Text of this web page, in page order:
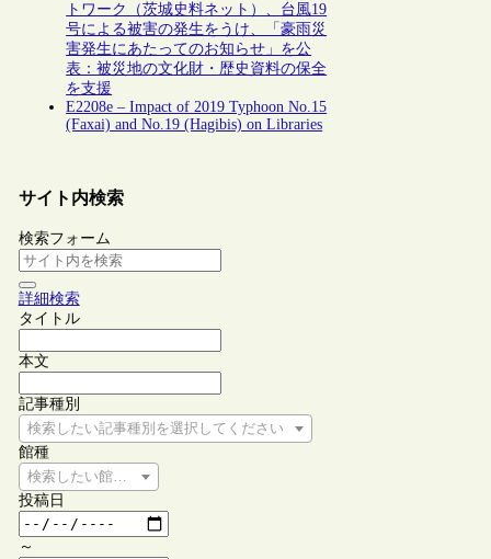
トワーク（茨城史料ネット）、台風19
号による被害の発生をうけ、「豪雨災
害発生にあたってのお知らせ」を公
表：被災地の文化財・歴史資料の保全
を支援
E2208e – Impact of 2019 Typhoon No.15
(Faxai) and No.19 (Hagibis) on Libraries
サイト内検索
検索フォーム
詳細検索
タイトル
本文
記事種別
検索したい記事種別を選択してください
館種
検索したい館種を選択してください
投稿日
～